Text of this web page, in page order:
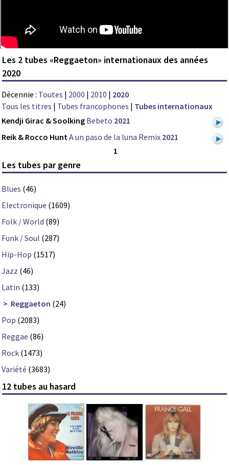
Les 2 tubes «Reggaeton» internationaux des années
2020
Décennie : Toutes | 2000 | 2010 | 2020
Tous les titres | Tubes francophones | Tubes internationaux
Kendji Girac & Soolking Bebeto 2021
Reik & Rocco HuntA un paso de la luna Remix 2021
1
Les tubes par genre
Blues (46)
Electronique (1609)
Folk / World (89)
Funk / Soul (287)
Hip-Hop (1517)
Jazz (46)
Latin (133)
> Reggaeton (24)
Pop (2083)
Reggae (86)
Rock (1473)
Variété (3683)
12 tubes au hasard